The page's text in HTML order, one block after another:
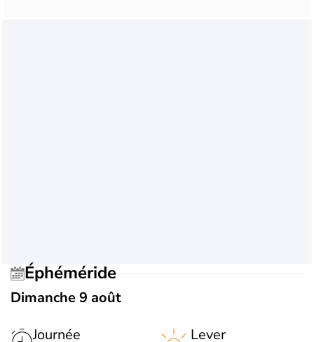
Éphéméride
Dimanche 9 août
Journée
Lever